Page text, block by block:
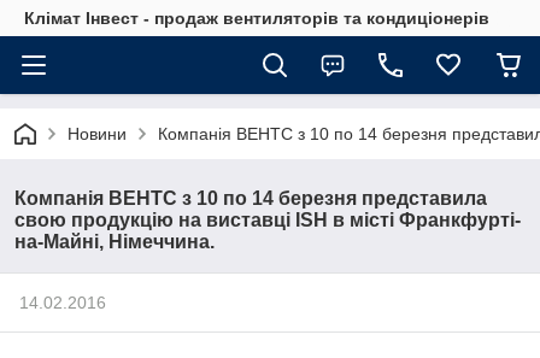
Клімат Інвест - продаж вентиляторів та кондиціонерів
Новини Компанія ВЕНТС з 10 по 14 березня
Компанія ВЕНТС з 10 по 14 березня представила
свою продукцію на виставці ISH в місті Франкфурті-
на-Майні, Німеччина.
14.02.2016